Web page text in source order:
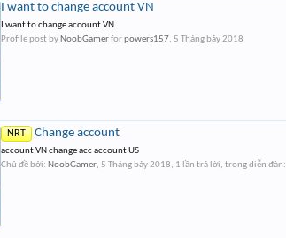
I want to change account VN
I want to change account VN
Profile post by NoobGamerforpowers157, 5 Tháng bảy 2018
NRT Change account
account VN change acc account US
Chủ đề bởi: NoobGamer, 5 Tháng bảy 2018, 1 lần trả lời, trong diễn đàn: